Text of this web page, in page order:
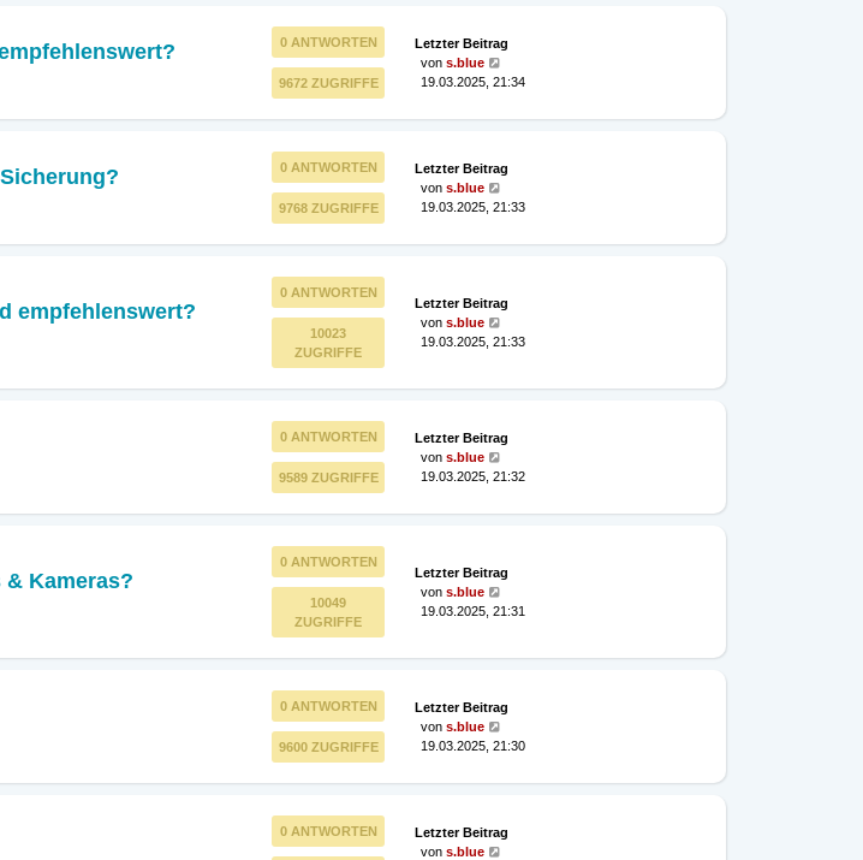
0 ANTWORTEN
9672 ZUGRIFFE
Letzter Beitrag
von s.blue
19.03.2025, 21:34
0 ANTWORTEN
9768 ZUGRIFFE
Letzter Beitrag
von s.blue
19.03.2025, 21:33
empfehlenswert?
0 ANTWORTEN
10023
ZUGRIFFE
Letzter Beitrag
von s.blue
19.03.2025, 21:33
0 ANTWORTEN
9589 ZUGRIFFE
Letzter Beitrag
von s.blue
19.03.2025, 21:32
Kameras?
0 ANTWORTEN
10049
ZUGRIFFE
Letzter Beitrag
von s.blue
19.03.2025, 21:31
0 ANTWORTEN
9600 ZUGRIFFE
Letzter Beitrag
von s.blue
19.03.2025, 21:30
0 ANTWORTEN
Letzter Beitrag
von s.blue